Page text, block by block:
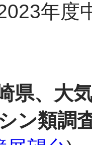
年度
県、大
ン類調